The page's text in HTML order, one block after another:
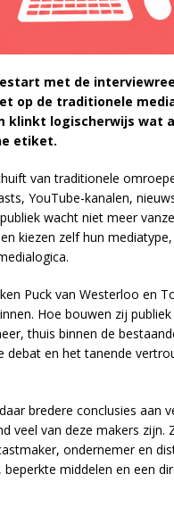
met de
op de traditionele
klinkt logischerwijs
etiket.
van traditionele
YouTube-kanalen,
wacht niet meer
kiezen zelf hun mediatype,
Puck van Westerloo en
Hoe bouwen zij
thuis binnen de
debat en het tanende
bredere conclusies aan
veel van deze makers
ondernemer en
middelen en een